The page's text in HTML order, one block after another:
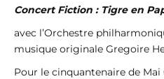
Concert Fiction : Tigre en
avec l’Orchestre
musique originale Gregoire
Pour le cinquantenaire de Mai